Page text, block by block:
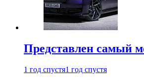
Представлен самый
1 год спустя1 год спустя